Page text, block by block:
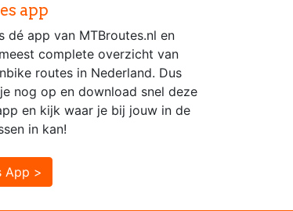
app
dé app van MTBroutes.nl en
complete overzicht van
routes in Nederland. Dus
nog op en download snel deze
en kijk waar je bij jouw in de
in kan!
App >